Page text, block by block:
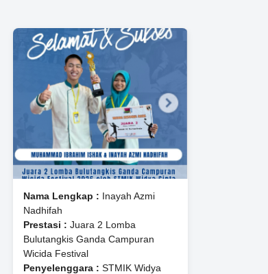
Nama Lengkap : Inayah Azmi
Nadhifah
Prestasi : Juara 2 Lomba
Bulutangkis Ganda Campuran
Wicida Festival
Penyelenggara : STMIK Widya